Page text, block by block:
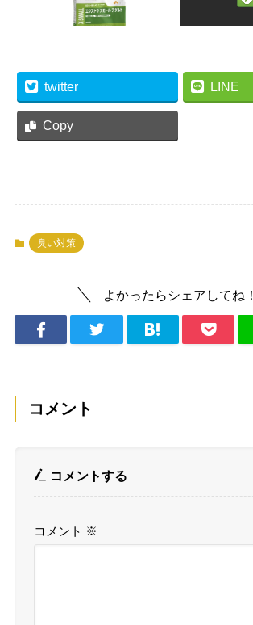
twitter LINE
Copy
臭い対策
よかったらシェアしてね！
コメント
コメントする
コメント ※